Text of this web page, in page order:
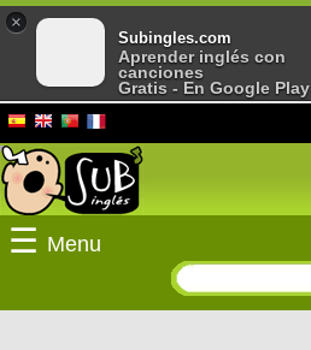
☰ Menu
×
Subingles.com
Aprender inglés con
canciones
Gratis - En Google Play